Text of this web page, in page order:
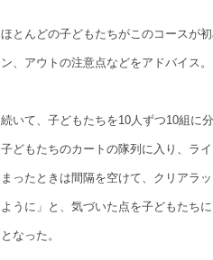
ほとんどの子どもたちがこのコースが
ン、アウトの注意点などをアドバイス。
続いて、子どもたちを10人ずつ10組に
子どもたちのカートの隊列に入り、ラ
まったときは間隔を空けて、クリアラ
ように」と、気づいた点を子どもたち
となった。